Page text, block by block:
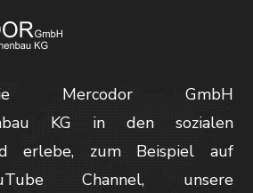
Mercodor GmbH
KG in den sozialen
erlebe, zum Beispiel auf
Channel, unsere